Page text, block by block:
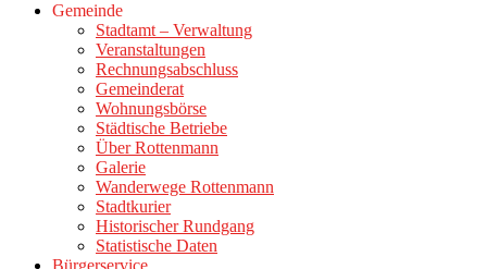
Gemeinde
Stadtamt – Verwaltung
Veranstaltungen
Rechnungsabschluss
Gemeinderat
Wohnungsbörse
Städtische Betriebe
Über Rottenmann
Galerie
Wanderwege Rottenmann
Stadtkurier
Historischer Rundgang
Statistische Daten